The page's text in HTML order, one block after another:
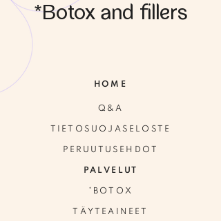
HOME
*Botox and fillers
Q&A
TIETOSUOJASELOSTE
PERUUTUSEHDOT
PALVELUT
*BOTOX
TÄYTEAINEET